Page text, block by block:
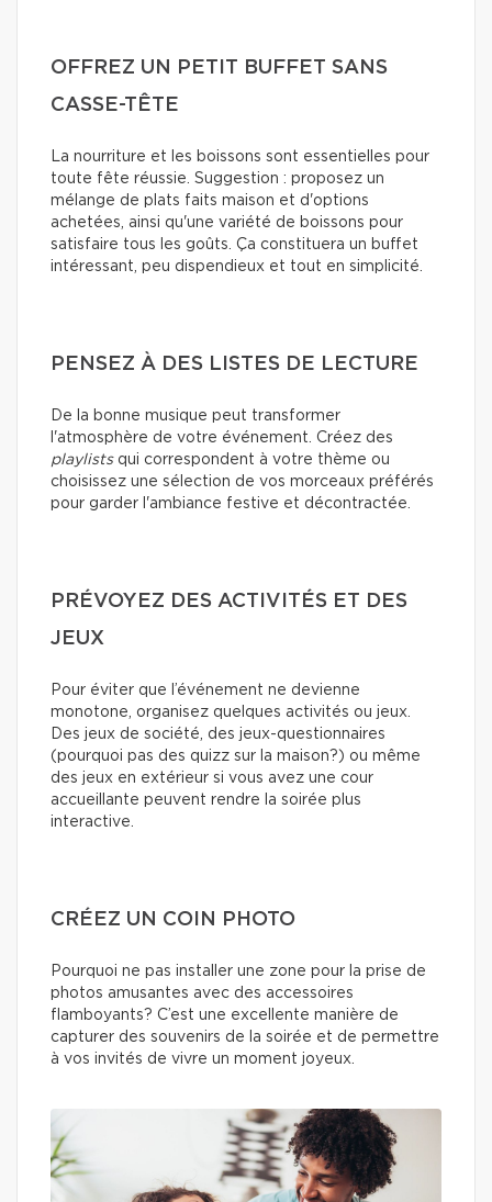
OFFREZ UN PETIT BUFFET SANS
CASSE-TÊTE
La nourriture et les boissons sont essentielles pour
toute fête réussie. Suggestion : proposez un
mélange de plats faits maison et d'options
achetées, ainsi qu'une variété de boissons pour
satisfaire tous les goûts. Ça constituera un buffet
intéressant, peu dispendieux et tout en simplicité.
PENSEZ À DES LISTES DE LECTURE
De la bonne musique peut transformer
l'atmosphère de votre événement. Créez des
playlistsqui correspondent à votre thème ou
choisissez une sélection de vos morceaux préférés
pour garder l'ambiance festive et décontractée.
PRÉVOYEZ DES ACTIVITÉS ET DES
JEUX
Pour éviter que l’événement ne devienne
monotone, organisez quelques activités ou jeux.
Des jeux de société, des jeux-questionnaires
(pourquoi pas des quizz sur la maison?) ou même
des jeux en extérieur si vous avez une cour
accueillante peuvent rendre la soirée plus
interactive.
CRÉEZ UN COIN PHOTO
Pourquoi ne pas installer une zone pour la prise de
photos amusantes avec des accessoires
flamboyants? C’est une excellente manière de
capturer des souvenirs de la soirée et de permettre
à vos invités de vivre un moment joyeux.